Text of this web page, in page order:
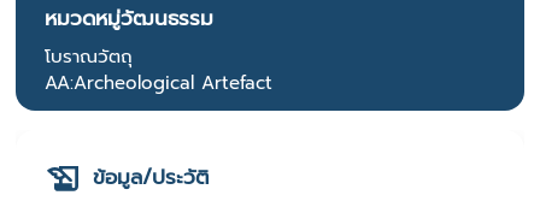
หมวดหมู่วัฒนธรรม
โบราณวัตถุ
AA:Archeological Artefact
ข้อมูล/ประวัติ